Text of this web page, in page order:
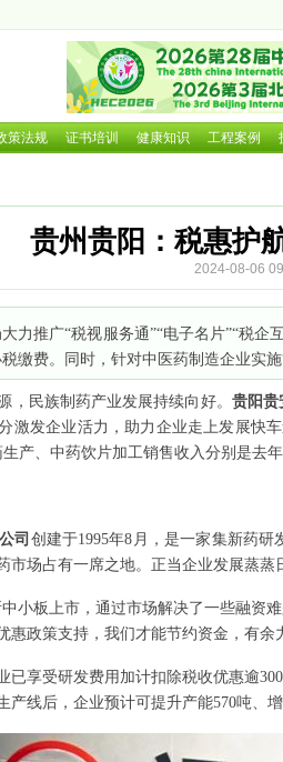
状与发展前景
大有可为
治国家卫健委等部门就近期流感问题回应
健康产业博览会
养生及大健康展览会
养生及大健康展览会
国际大健康暨康养产业博览会
策法规 证书培训 健康知识 工程案例
贵州贵阳：税惠护
2024-08-06
力推广“税视服务通”“电子名片”“税
缴费。同时，针对中医药制造企业实
民族制药产业发展持续向好。 贵阳贵
激发企业活力，助力企业走上发展快
产、中药饮片加工销售收入分别是去
司 创建于1995年8月，是一家集新药
市场占有一席之地。正当企业发展蒸
板上市，通过市场解决了一些融资
惠政策支持，我们才能节约资金，有
享受研发费用加计扣除税收优惠逾
产线后，企业预计可提升产能570吨、